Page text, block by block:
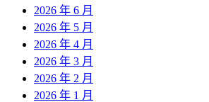
2026 年 6 月
2026 年 5 月
2026 年 4 月
2026 年 3 月
2026 年 2 月
2026 年 1 月